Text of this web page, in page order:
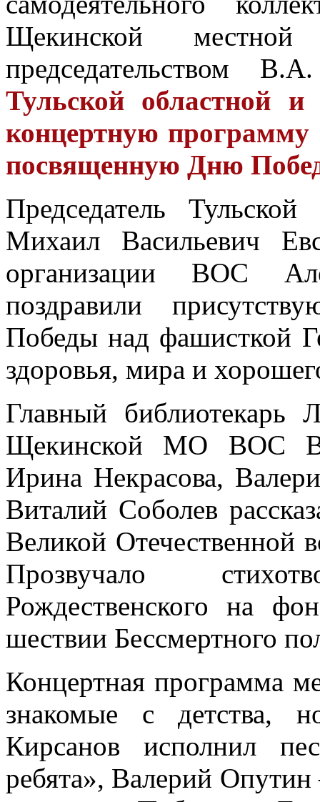
Щекинской
председательством
Тульской областной
концертную
посвященную Дню
Председатель
Михаил Васильевич
организации ВОС
поздравили
Победы над фашисткой
здоровья, мира и
Главный библиотекарь
Щекинской МО ВОС
Ирина Некрасова,
Виталий Соболев
Великой
Прозвучало
Рождественского на
шествии Бессмертного
Концертная программа
знакомые с детства,
Кирсанов исполнил
ребята», Валерий